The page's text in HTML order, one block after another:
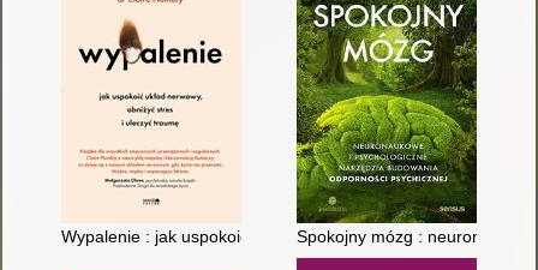
Wypalenie : jak uspokoić układ nerwowy, obniżyć stres i
Spokojny mózg :